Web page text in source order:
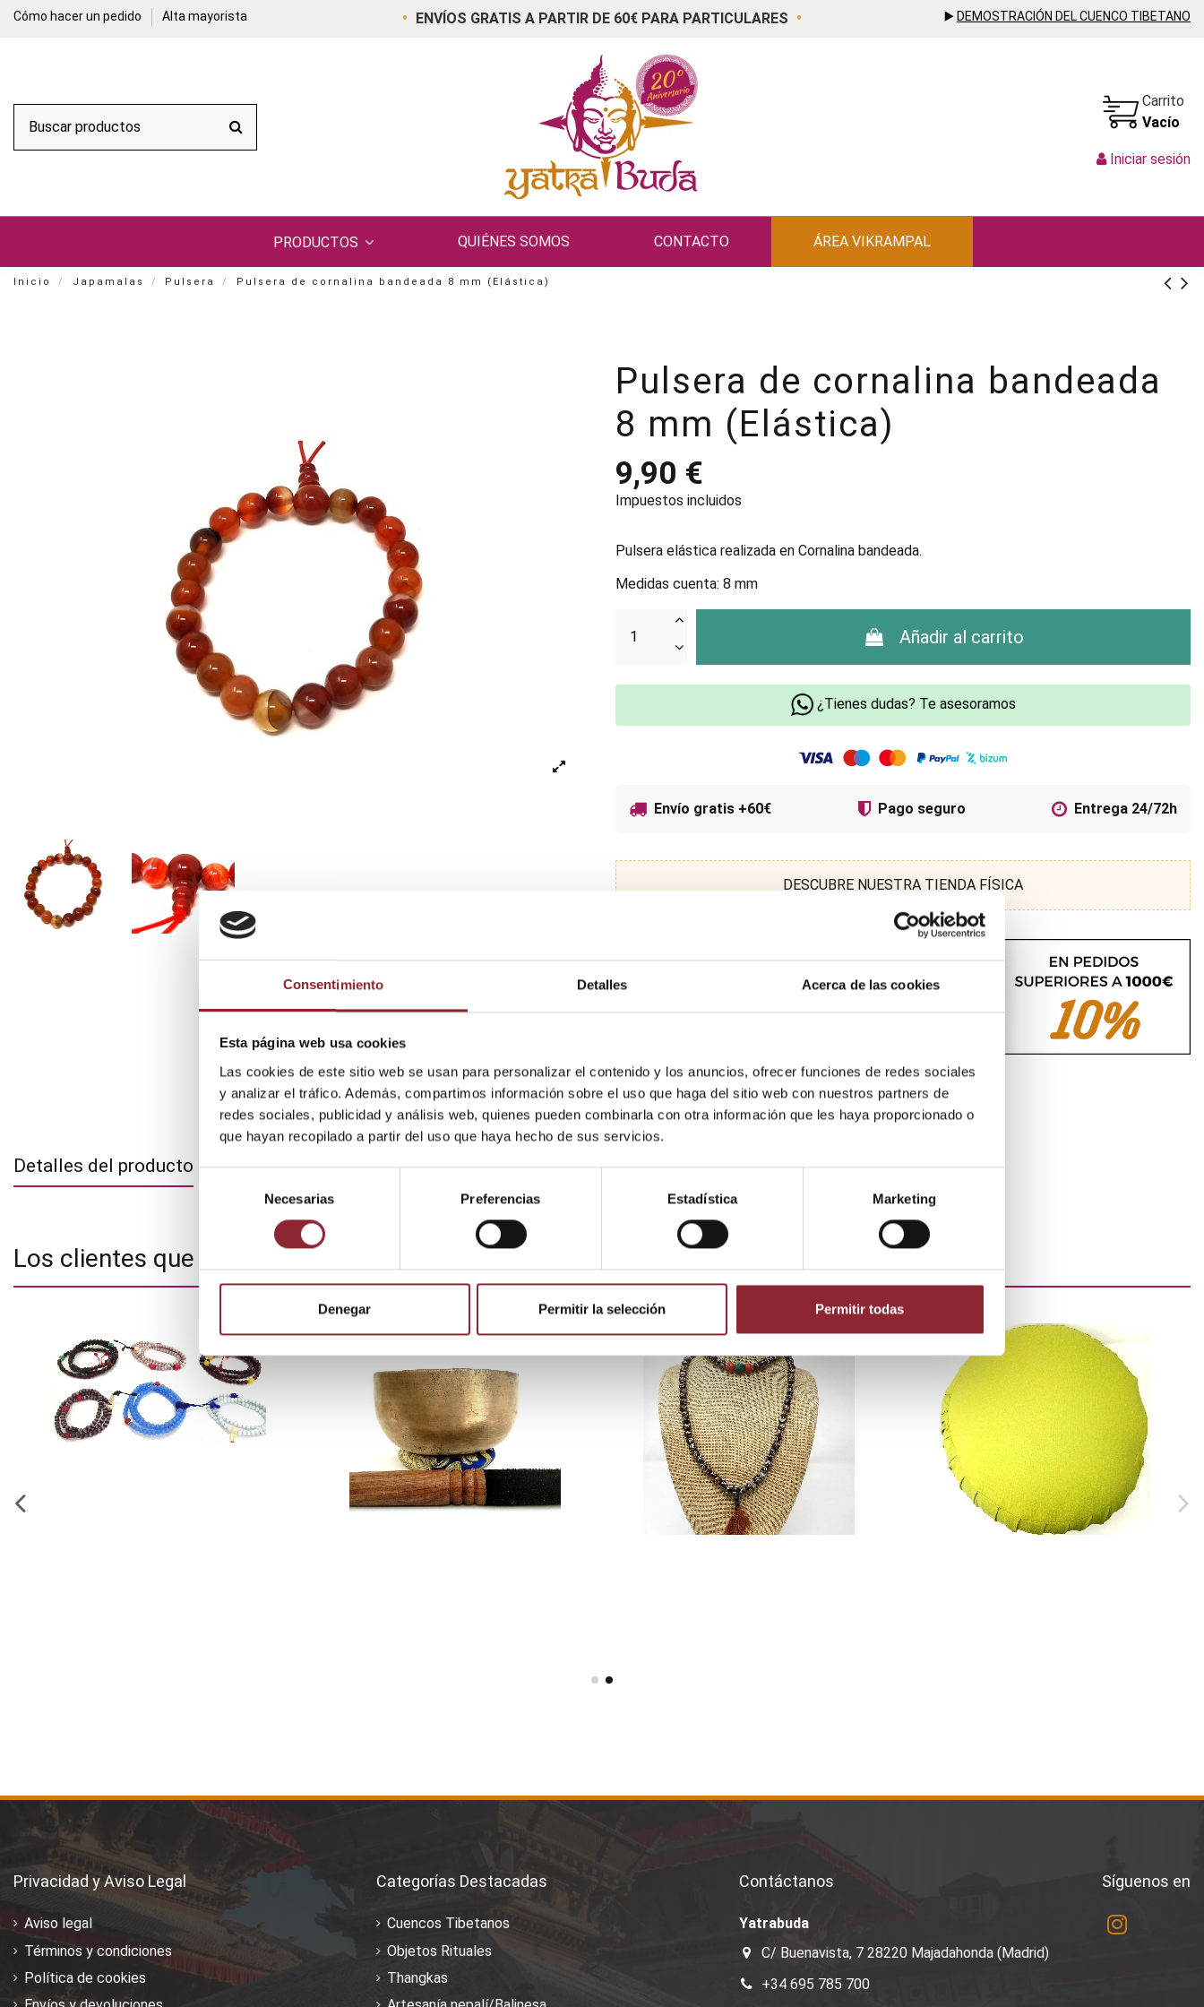
Consentimiento Detalles Acerca de las cookies
Esta página web usa cookies
Las cookies de este sitio web se usan para personalizar el contenido y los anuncios, ofrecer funciones de redes sociales
y analizar el tráfico. Además, compartimos información sobre el uso que haga del sitio web con nuestros partners de
redes sociales, publicidad y análisis web, quienes pueden combinarla con otra información que les haya proporcionado o
que hayan recopilado a partir del uso que haya hecho de sus servicios.
consentimiento
Necesarias Preferencias Estadística Marketing
Denegar Permitir la selección Permitir todas
Cómo hacer un pedido Alta mayorista • ENVÍOS GRATIS A PARTIR DE 60€ PARA PARTICULARES • ▶️ DEMOSTRACIÓN DEL CUENCO TIBETANO
Carrito
Vacío
Iniciar sesión
PRODUCTOS QUIÉNES SOMOS CONTACTO ÁREA VIKRAMPAL
Inicio Japamalas Pulsera Pulsera de cornalina bandeada 8 mm (Elástica)
Pulsera de cornalina bandeada
8 mm (Elástica)
9,90 €
Impuestos incluidos
Pulsera elástica realizada en Cornalina bandeada.
Medidas cuenta: 8 mm
Añadir al carrito
¿Tienes dudas? Te asesoramos
Envío gratis +60€ Pago seguro Entrega 24/72h
DESCUBRE NUESTRA TIENDA FÍSICA
Detalles del producto
Los clientes que adquirieron este producto también compraron:
Privacidad y Aviso Legal
Aviso legal
Términos y condiciones
Política de cookies
Categorías Destacadas
Cuencos Tibetanos
Objetos Rituales
Thangkas
Contáctanos
Yatrabuda
C/ Buenavista, 7 28220 Majadahonda (Madrid)
+34 695 785 700
Síguenos en